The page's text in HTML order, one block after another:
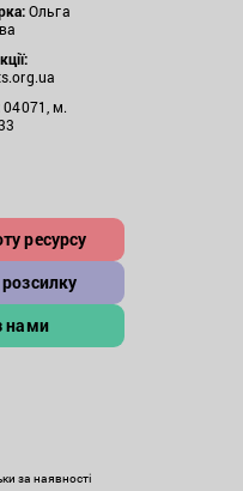
Ольга
04071, м.
ресурсу
нами
за наявності